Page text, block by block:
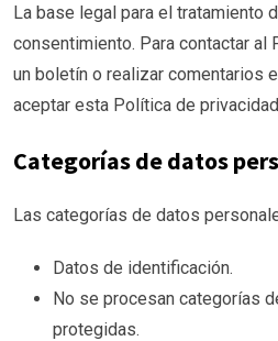
La base legal para el tratamiento
consentimiento. Para contactar al
un boletín o realizar comentarios
aceptar esta Política de
Categorías de datos
Las categorías de datos
Datos de identificación.
No se procesan categorías
protegidas.